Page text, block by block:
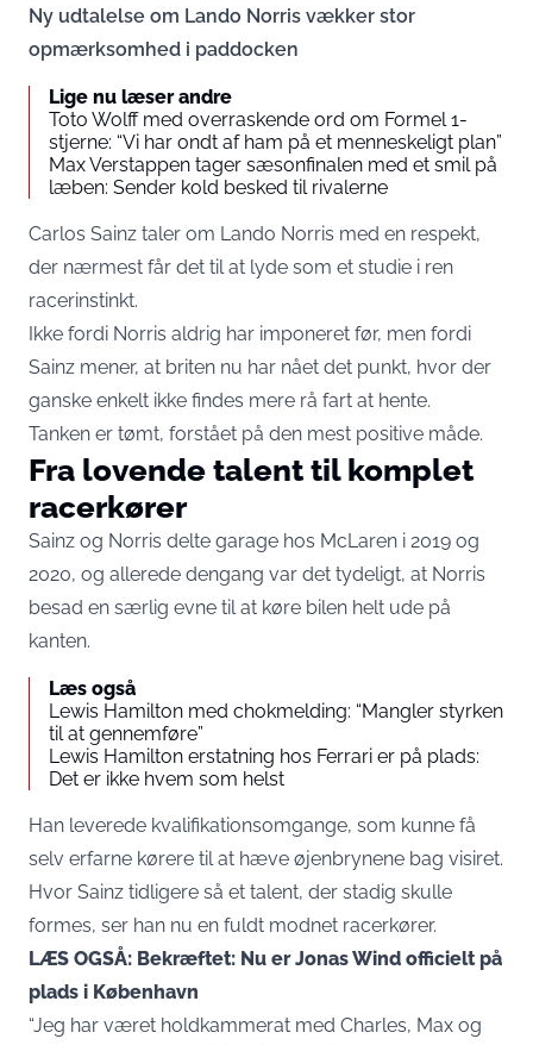
Ny udtalelse om Lando Norris vækker stor
opmærksomhed i paddocken
Lige nu læser andre
Toto Wolff med overraskende ord om Formel 1-
stjerne: “Vi har ondt af ham på et menneskeligt plan”
Max Verstappen tager sæsonfinalen med et smil på
læben: Sender kold besked til rivalerne
Carlos Sainz taler om Lando Norris med en respekt,
der nærmest får det til at lyde som et studie i ren
racerinstinkt.
Ikke fordi Norris aldrig har imponeret før, men fordi
Sainz mener, at briten nu har nået det punkt, hvor der
ganske enkelt ikke findes mere rå fart at hente.
Tanken er tømt, forstået på den mest positive måde.
Fra lovende talent til komplet
racerkører
Sainz og Norris delte garage hos McLaren i 2019 og
2020, og allerede dengang var det tydeligt, at Norris
besad en særlig evne til at køre bilen helt ude på
kanten.
Læs også
Lewis Hamilton med chokmelding: “Mangler styrken
til at gennemføre”
Lewis Hamilton erstatning hos Ferrari er på plads:
Det er ikke hvem som helst
Han leverede kvalifikationsomgange, som kunne få
selv erfarne kørere til at hæve øjenbrynene bag visiret.
Hvor Sainz tidligere så et talent, der stadig skulle
formes, ser han nu en fuldt modnet racerkører.
LÆS OGSÅ: Bekræftet: Nu er Jonas Wind officielt på
plads i København
“Jeg har været holdkammerat med Charles, Max og